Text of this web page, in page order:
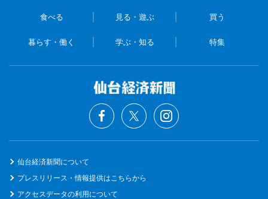
食べる 見る・遊ぶ 買う
暮らす・働く 学ぶ・知る 特集
仙台経済新聞について
プレスリリース・情報提供はこちらから
アクセスデータの利用について